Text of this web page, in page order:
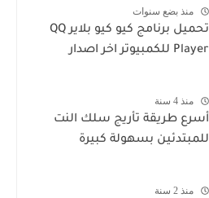
منذ بضع سنوات
تحميل برنامج كيو كيو بلاير QQ
Player للكمبيوتر اخر اصدار
منذ 4 سنة
أسرع طريقة تأريج سلك النت
للمبتدئين بسهولة كبيرة
منذ 2 سنة